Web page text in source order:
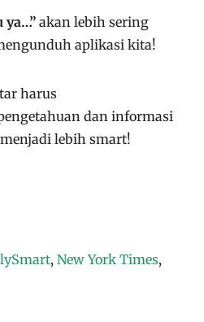
ya…”akan lebih sering
aplikasi kita!
harus
dan informasi
lebih smart!
, New York Times,